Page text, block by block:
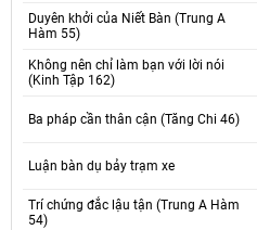
Duyên khởi của Niết Bàn (Trung A
Hàm 55)
Không nên chỉ làm bạn với lời nói
(Kinh Tập 162)
Ba pháp cần thân cận (Tăng Chi 46)
Luận bàn dụ bảy trạm xe
Trí chứng đắc lậu tận (Trung A Hàm
54)